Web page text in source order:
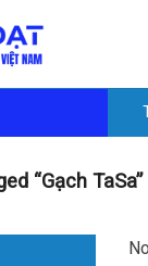
“Gạch TaSa”